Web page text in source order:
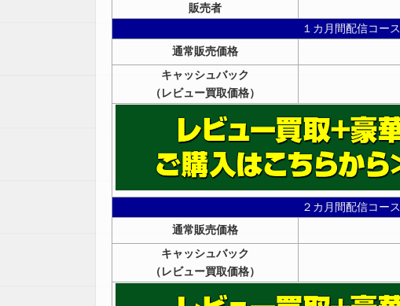
販売者
１カ月間配信コース
通常販売価格
キャッシュバック
（レビュー買取価格）
２カ月間配信コース
通常販売価格
キャッシュバック
（レビュー買取価格）